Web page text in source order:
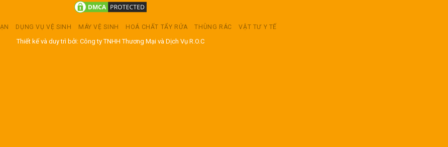
DỤNG VỤ VỆ SINH MÁY VỆ SINH HOÁ CHẤT TẨY RỬA THÙNG RÁC VẬT TƯ Y TẾ
Thiết kế và duy trì bởi: Công ty TNHH Thương Mại và Dịch Vụ R.O.C